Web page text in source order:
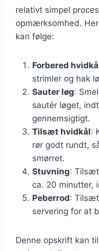
relativt simpel
opmærksomhed.
kan følge:
Forbered
strimler og hak
Sauter løg:
sautér løget,
gennemsigtigt.
Tilsæt hvidkål:
rør godt rundt,
smørret.
Stuvning:
ca. 20 minutter,
Peberrod:
servering for at
Denne opskrift kan